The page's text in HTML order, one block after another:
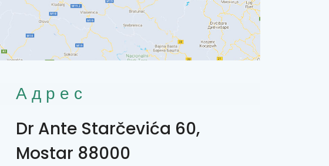
Адрес
Dr Ante Starčevića 60,
Mostar 88000